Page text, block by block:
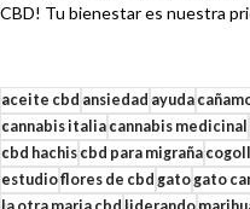
CBD! Tu bienestar es nuestra
aceite cbd ansiedad ayuda
cannabis italiacannabis medicinal
cbd hachiscbd para migraña
estudioflores de cbd gatogato